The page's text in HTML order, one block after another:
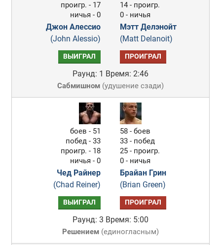
проигр. - 17
ничья - 0
Джон Алессио
(John Alessio)
14 - проигр.
0 - ничья
Мэтт Делэнойт
(Matt Delanoit)
ВЫИГРАЛ ПРОИГРАЛ
Раунд: 1 Время: 2:46
Сабмишном(удушение сзади)
боев - 51
побед - 33
проигр. - 18
ничья - 0
Чед Райнер
(Chad Reiner)
58 - боев
33 - побед
25 - проигр.
0 - ничья
Брайан Грин
(Brian Green)
ВЫИГРАЛ ПРОИГРАЛ
Раунд: 3 Время: 5:00
Решением(единогласным)